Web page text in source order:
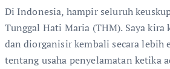
Di Indonesia, hampir seluruh
Tunggal Hati Maria (THM). Saya
dan diorganisir kembali secara lebih
tentang usaha penyelamatan ketika